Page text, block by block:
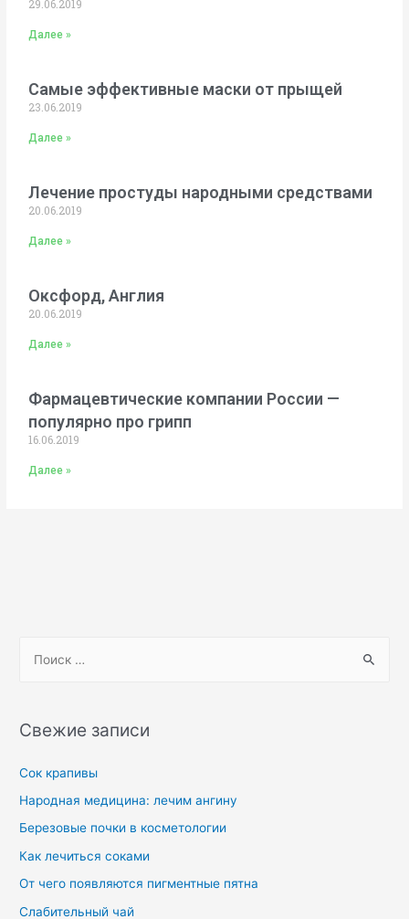
29.06.2019
Далее »
Самые эффективные маски от прыщей
23.06.2019
Далее »
Лечение простуды народными средствами
20.06.2019
Далее »
Оксфорд, Англия
20.06.2019
Далее »
Фармацевтические компании России —
популярно про грипп
16.06.2019
Далее »
Свежие записи
Сок крапивы
Народная медицина: лечим ангину
Березовые почки в косметологии
Как лечиться соками
От чего появляются пигментные пятна
Слабительный чай